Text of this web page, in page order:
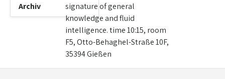
Archiv
signature of general
knowledge and fluid
intelligence. time 10:15, room
F5, Otto-Behaghel-Straße 10F,
35394 Gießen